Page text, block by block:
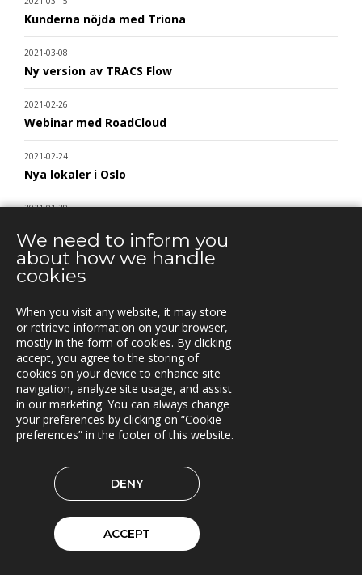
Kunderna nöjda med Triona
2021-03-08
Ny version av TRACS Flow
2021-02-26
Webinar med RoadCloud
2021-02-24
Nya lokaler i Oslo
2021-01-29
2021-01-11
Triona expanderar i Göteborg
2021-01-07
FleetControl - Transdevs IoT-plattform
2020-12-18
Entreprenör väljer TRACS Flow
2020-12-17
God Jul och Gott Nytt År
2020-11-23
Beräkningstjänst för skördardata i pilotdrift
2020-11-09
ITxPT projekt i Göteborg
We need to inform you
about how we handle
cookies
When you visit any website, it may store
or retrieve information on your browser,
mostly in the form of cookies. By clicking
accept, you agree to the storing of
cookies on your device to enhance site
navigation, analyze site usage, and assist
in our marketing. You can always change
your preferences by clicking on “Cookie
preferences” in the footer of this website.
DENY
ACCEPT